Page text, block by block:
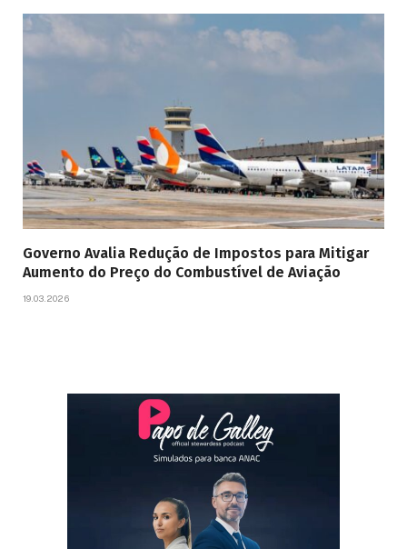
Governo Avalia Redução de Impostos para Mitigar
Aumento do Preço do Combustível de Aviação
19.03.2026